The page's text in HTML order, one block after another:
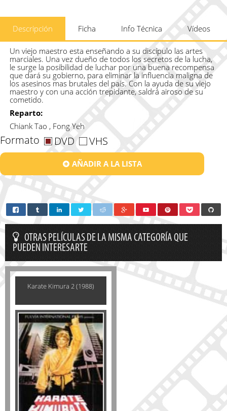
Descripción Ficha Info Técnica Vídeos
Un viejo maestro esta enseñando a su discípulo las artes
marciales. Una vez dueño de todos los secretos de la lucha,
le surge la posibilidad de luchar por una buena recompensa
que dará su gobierno, para eliminar la influencia maligna de
los asesinos mas brutales del país. Con la ayuda de su viejo
maestro y con una acción trepidante, saldrá airoso de su
cometido.
Reparto:
Chiank Tao , Fong Yeh
Formato DVD VHS
AÑADIR A LA LISTA
OTRAS PELÍCULAS DE LA MISMA CATEGORÍA QUE
PUEDEN INTERESARTE
Karate Kimura 2 (1988)